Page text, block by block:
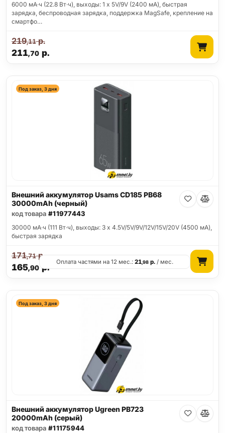
6000 мА·ч (22.8 Вт·ч), выходы: 1 x 5V/9V (2400 мА), быстрая
зарядка, беспроводная зарядка, поддержка MagSafe, крепление на
смартфо…
211,70р.
219,11р.
Под заказ, 3 дня
Внешний аккумулятор Usams CD185 PB68
30000mAh (черный)
код товара #11977443
30000 мА·ч (111 Вт·ч), выходы: 3 x 4.5V/5V/9V/12V/15V/20V (4500 мА),
быстрая зарядка
165,90р.
171,71р.
Оплата частями на 12 мес.:21,98 р. / мес.
Под заказ, 3 дня
Внешний аккумулятор Ugreen PB723
20000mAh (серый)
код товара #11175944